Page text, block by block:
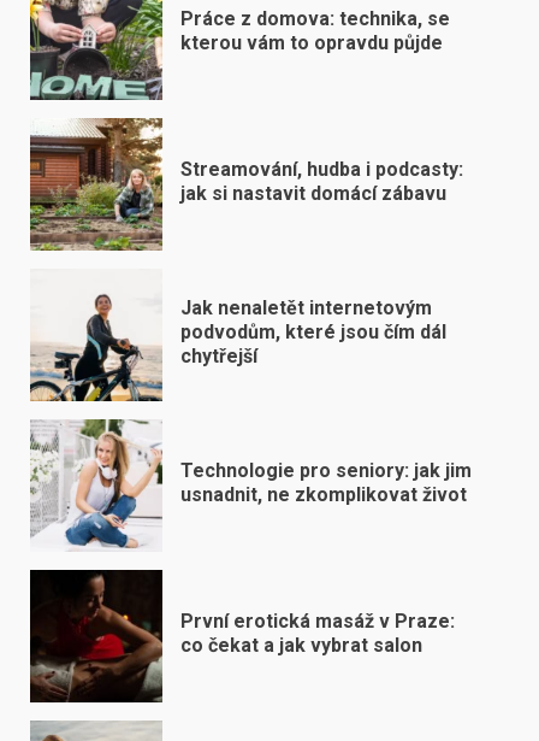
Práce z domova: technika, se
kterou vám to opravdu půjde
Streamování, hudba i podcasty:
jak si nastavit domácí zábavu
Jak nenaletět internetovým
podvodům, které jsou čím dál
chytřejší
Technologie pro seniory: jak jim
usnadnit, ne zkomplikovat život
První erotická masáž v Praze:
co čekat a jak vybrat salon